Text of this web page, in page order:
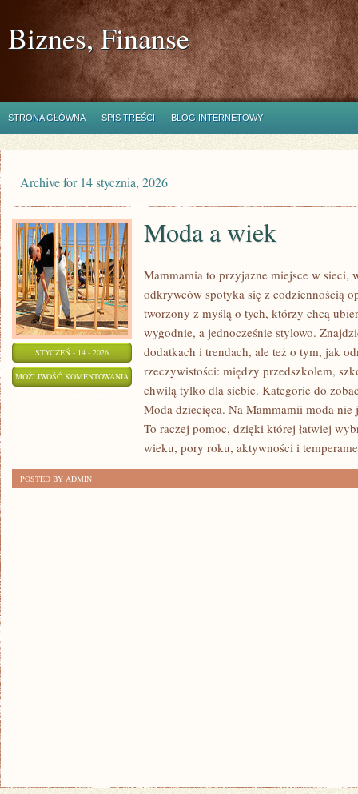
Biznes, Finanse
STRONA GŁÓWNA SPIS TREŚCI BLOG INTERNETOWY
Archive for 14 stycznia, 2026
STYCZEŃ - 14 - 2026
MOŻLIWOŚĆ KOMENTOWANIA MODA
WIEK
Moda a wiek
Mammamia to przyjazne miejsce w sieci,
odkrywców spotyka się z codziennością
tworzony z myślą o tych, którzy chcą
wygodnie, a jednocześnie stylowo.
dodatkach i trendach, ale też o tym, jak
rzeczywistości: między przedszkolem,
chwilą tylko dla siebie. Kategorie do
Moda dziecięca. Na Mammamii moda
To raczej pomoc, dzięki której łatwiej
wieku, pory roku, aktywności i
POSTED BY ADMIN